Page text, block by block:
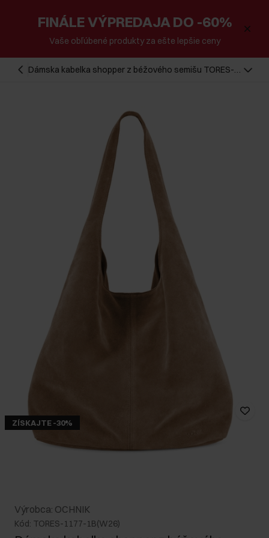
FINÁLE VÝPREDAJA DO -60%
Vaše obľúbené produkty za ešte lepšie ceny
Dámska kabelka shopper z béžového semišu TORES-
ZÍSKAJTE -30%
Výrobca: OCHNIK
Kód: TORES-1177-1B(W26)